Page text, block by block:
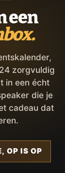
een
zorgvuldig
in een écht
die je
cadeau dat
OP IS OP